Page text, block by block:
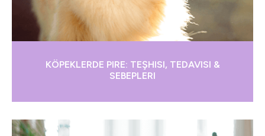
KÖPEKLERDE PIRE: TEŞHISI, TEDAVISI &
SEBEPLERI